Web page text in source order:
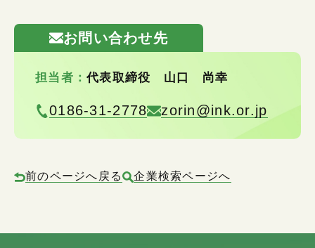
お問い合わせ先
担当者：代表取締役 山口 尚幸
0186-31-2778 zorin@ink.or.jp
前のページへ戻る 企業検索ページへ